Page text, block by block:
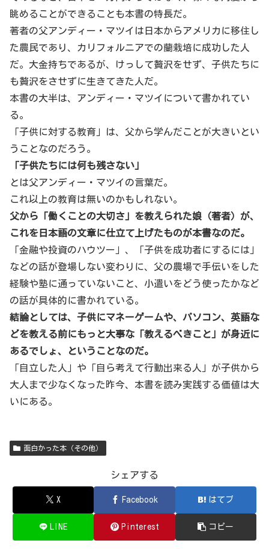
眺めることができることも本書の特長だ。
著者の父アンディー・マツイは日本からアメリカに移住し
た農民であり、カリフォルニアでの蘭栽培に成功した人
だ。大金持ちであるが、けっして贅沢をせず、子供たちに
も贅沢をさせずに生きてきた人だ。
本書の大半は、アンディー・マツイについて書かれてい
る。
「子供に対する教育」は、父から学んだことが大きいとい
うことなのだろう。
「子供たちには何も残さない」
とは父アンディー・マツイの言葉だ。
これ以上の教育は無いのかもしれない。
父から「働くことの大切さ」を教えられた娘（著者）が、
これを日本語の文章に仕立て上げたものが本書なのだ。
「金融や投資のハウツー」、「子供を成功者にするには」
などの話が登場しない変わりに、父の農場で手伝いをした
経験や塾に通っていないこと、小遣いをどう使ったかなど
の話が具体的に書かれている。
結論としては、子供にマネーゲームや、パソコン、英語な
どを教える前にもっと大事な「教えるべきこと」が身近に
あるでしょ、ということなのだ。
「自立した人」や「自ら考えて行動出来る人」が子供から
大人まで少なくなった昨今、本書を読み実践する価値は大
いにある。
面白かった本（その他）
シェアする
X Facebook はてブ
LINE Pinterest コピー